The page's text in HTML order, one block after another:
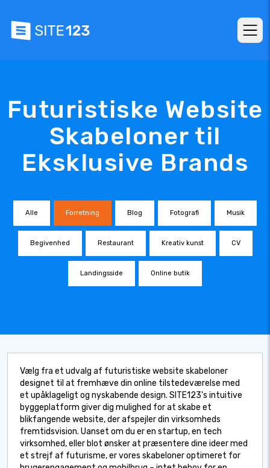
Futuristiske Website
Skabeloner til
Eksklusive Brands
Alle Forretning Blog Fotografi Musik
Begivenhed Restaurant Kreativ kunst CV
Landingsside Online butik
Vælg fra et udvalg af futuristiske website skabeloner
designet til at fremhæve din online tilstedeværelse med
et upåklageligt og nyskabende design. SITE123's intuitive
byggeplatform giver dig mulighed for at skabe et
blikfangende website, der afspejler din virksomheds
fremtidsvision. Uanset om du er en startup, en tech
virksomhed, eller blot ønsker at præsentere dine ideer med
et strejf af futurisme, er vores skabeloner optimeret for